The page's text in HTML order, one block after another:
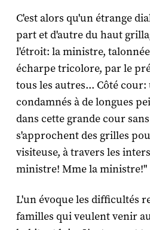
C'est alors qu'un étrange
part et d'autre du haut
l'étroit: la ministre,
écharpe tricolore, par le
tous les autres... Côté cour:
condamnés à de longues
dans cette grande cour
s'approchent des grilles
visiteuse, à travers les
ministre! Mme la ministre!"
L'un évoque les difficultés
familles qui veulent venir